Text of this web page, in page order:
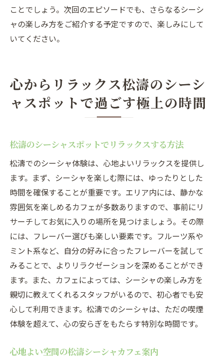
ことでしょう。次回のエピソードでも、さらなるシーシ
ャの楽しみ方をご紹介する予定ですので、楽しみにして
いてください。
心からリラックス松濤のシーシ
ャスポットで過ごす極上の時間
松濤のシーシャスポットでリラックスする方法
松濤でのシーシャ体験は、心地よいリラックスを提供し
ます。まず、シーシャを楽しむ際には、ゆったりとした
時間を確保することが重要です。エリア内には、静かな
雰囲気を楽しめるカフェが多数ありますので、事前にリ
サーチしてお気に入りの場所を見つけましょう。その際
には、フレーバー選びも楽しい要素です。フルーツ系や
ミント系など、自分の好みに合ったフレーバーを試して
みることで、よりリラクゼーションを深めることができ
ます。また、カフェによっては、シーシャの楽しみ方を
親切に教えてくれるスタッフがいるので、初心者でも安
心して利用できます。松濤でのシーシャは、ただの喫煙
体験を超えて、心の安らぎをもたらす特別な時間です。
心地よい空間の松濤シーシャカフェ案内